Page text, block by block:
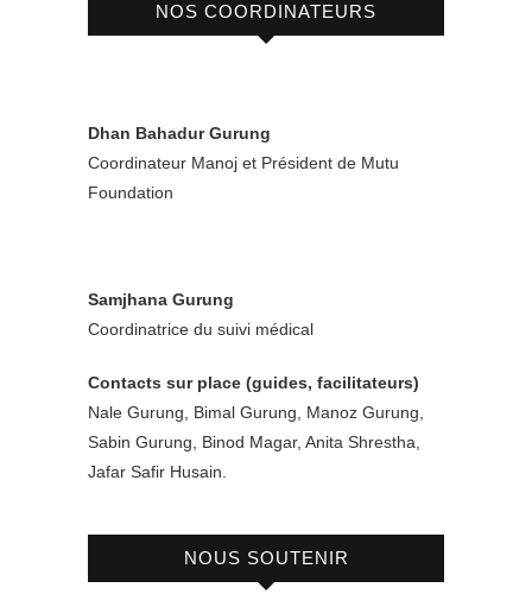
NOS COORDINATEURS
Dhan Bahadur Gurung
Coordinateur Manoj et Président de Mutu
Foundation
Samjhana Gurung
Coordinatrice du suivi médical
Contacts sur place (guides, facilitateurs)
Nale Gurung, Bimal Gurung, Manoz Gurung,
Sabin Gurung, Binod Magar, Anita Shrestha,
Jafar Safir Husain.
NOUS SOUTENIR